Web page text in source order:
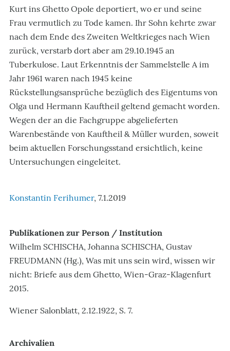
Kurt ins Ghetto Opole deportiert, wo er und seine
Frau vermutlich zu Tode kamen. Ihr Sohn kehrte zwar
nach dem Ende des Zweiten Weltkrieges nach Wien
zurück, verstarb dort aber am 29.10.1945 an
Tuberkulose. Laut Erkenntnis der Sammelstelle A im
Jahr 1961 waren nach 1945 keine
Rückstellungsansprüche bezüglich des Eigentums von
Olga und Hermann Kauftheil geltend gemacht worden.
Wegen der an die Fachgruppe abgelieferten
Warenbestände von Kauftheil & Müller wurden, soweit
beim aktuellen Forschungsstand ersichtlich, keine
Untersuchungen eingeleitet.
Konstantin Ferihumer, 7.1.2019
Publikationen zur Person / Institution
Wilhelm SCHISCHA, Johanna SCHISCHA, Gustav
FREUDMANN (Hg.), Was mit uns sein wird, wissen wir
nicht: Briefe aus dem Ghetto, Wien-Graz-Klagenfurt
2015.
Wiener Salonblatt, 2.12.1922, S. 7.
Archivalien